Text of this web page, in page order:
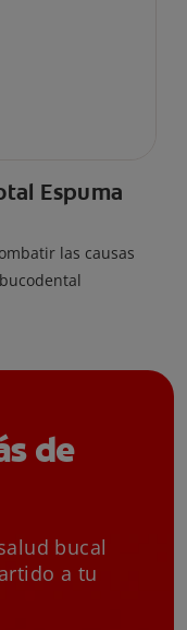
Espuma
las causas
de
bucal
a tu